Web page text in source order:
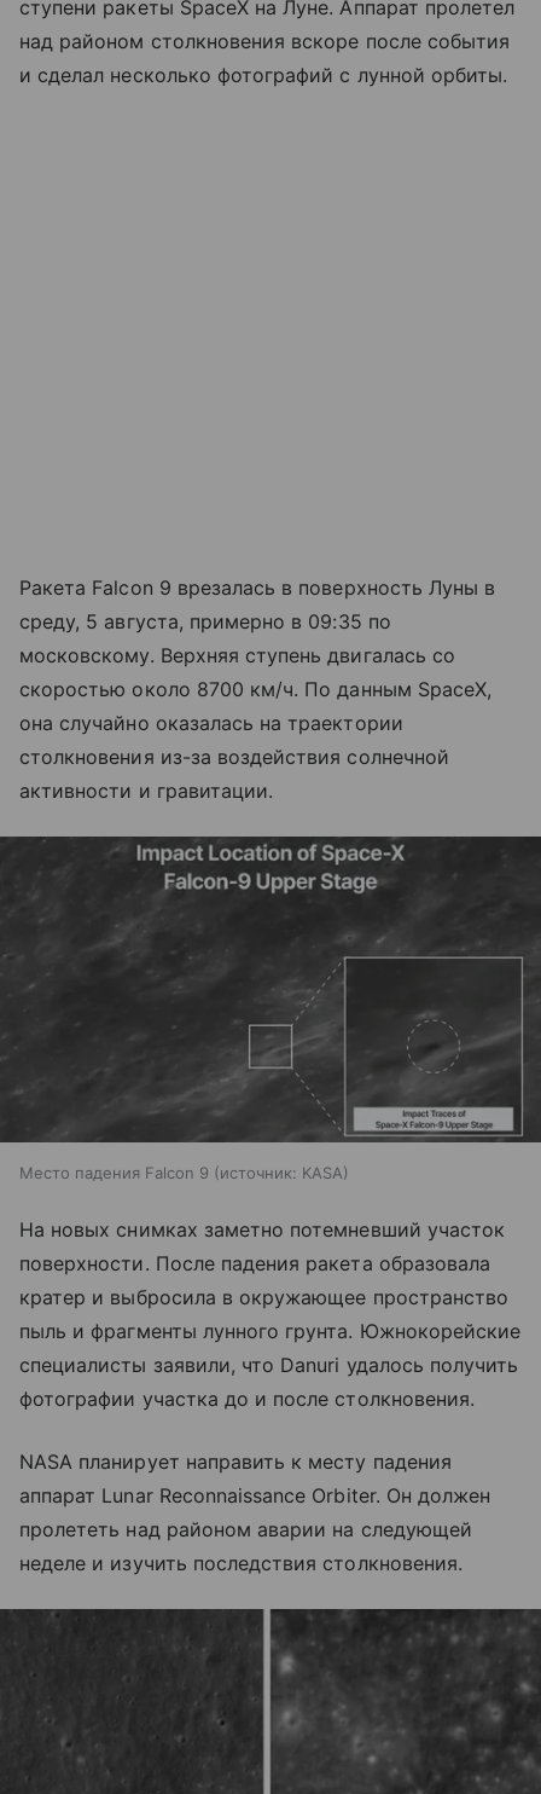
ступени ракеты SpaceX на Луне. Аппарат пролетел
над районом столкновения вскоре после события
и сделал несколько фотографий с лунной орбиты.
Ракета Falcon 9 врезалась в поверхность Луны в
среду, 5 августа, примерно в 09:35 по
московскому. Верхняя ступень двигалась со
скоростью около 8700 км/ч. По данным SpaceX,
она случайно оказалась на траектории
столкновения из-за воздействия солнечной
активности и гравитации.
Место падения Falcon 9 источник: KASA
На новых снимках заметно потемневший участок
поверхности. После падения ракета образовала
кратер и выбросила в окружающее пространство
пыль и фрагменты лунного грунта. Южнокорейские
специалисты заявили, что Danuri удалось получить
фотографии участка до и после столкновения.
NASA планирует направить к месту падения
аппарат Lunar Reconnaissance Orbiter. Он должен
пролететь над районом аварии на следующей
неделе и изучить последствия столкновения.